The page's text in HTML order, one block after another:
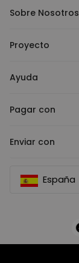
Sobre Nosotros
Proyecto
Ayuda
Pagar con
Enviar con
España